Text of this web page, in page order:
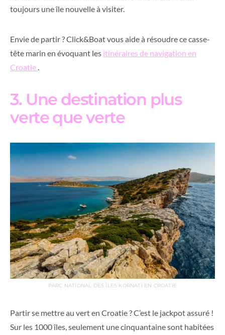
toujours une île nouvelle à visiter.
Envie de partir ? Click&Boat vous aide à résoudre ce casse-
tête marin en évoquant les itinéraires de navigation en
Croatie
3. Une destination plus
verte que verte
PARC NATIONAL DES ÎLES KORNATI EN CROATIE
Partir se mettre au vert en Croatie ? C’est le jackpot assuré !
Sur les 1000 îles, seulement une cinquantaine sont habitées